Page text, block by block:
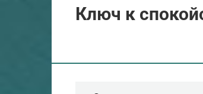
Ключ к